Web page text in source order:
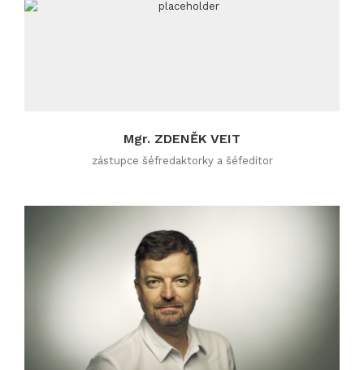
Mgr. ZDENĚK VEIT
zástupce šéfredaktorky a šéfeditor